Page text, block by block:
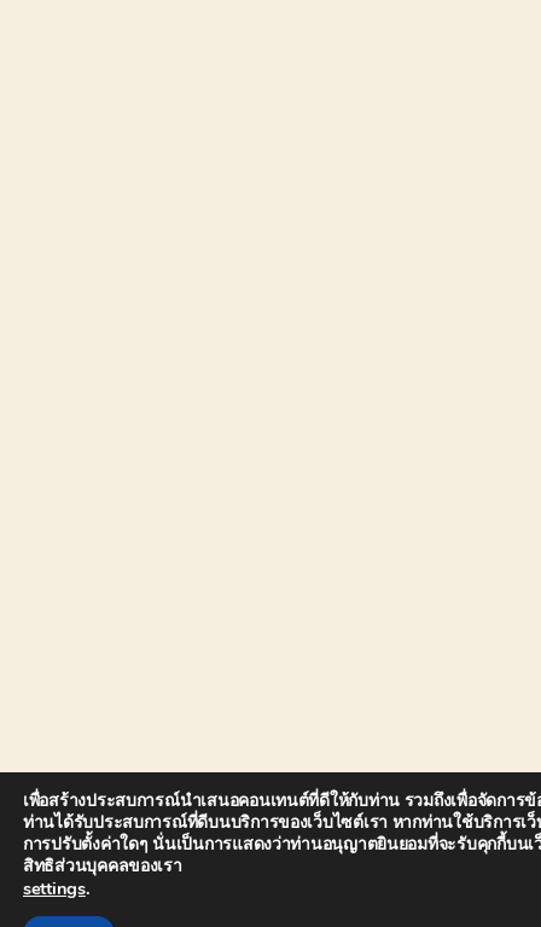
เพื่อสร้างประสบการณ์นำเสนอคอนเทนต์ที่ดีให้กับท่าน รวมถึงเพื่อจัดการ
ท่านได้รับประสบการณ์ที่ดีบนบริการของเว็บไซต์เรา หากท่านใช้บริการเ
การปรับตั้งค่าใดๆ นั่นเป็นการแสดงว่าท่านอนุญาตยินยอมที่จะรับคุกกี้บน
สิทธิส่วนบุคคลของเรา
settings.